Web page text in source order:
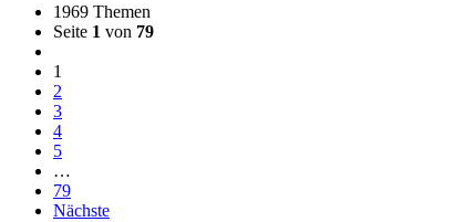
1969 Themen
Seite 1 von 79
1
2
3
4
5
…
79
Nächste